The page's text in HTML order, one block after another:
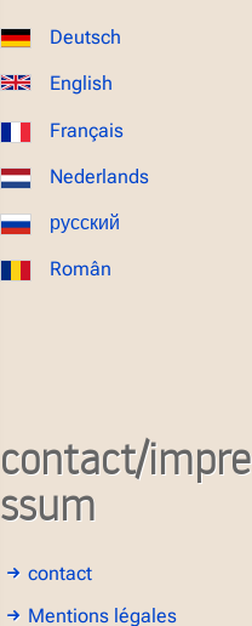
Deutsch
English
Français
Nederlands
русский
Român
contact/impre
ssum
contact
Mentions légales